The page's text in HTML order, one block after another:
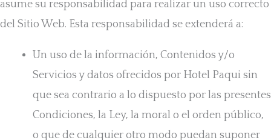
asume su responsabilidad para realizar un uso correcto
del Sitio Web. Esta responsabilidad se extenderá a:
Un uso de la información, Contenidos y/o
Servicios y datos ofrecidos por Hotel Paqui sin
que sea contrario a lo dispuesto por las presentes
Condiciones, la Ley, la moral o el orden público,
o que de cualquier otro modo puedan suponer